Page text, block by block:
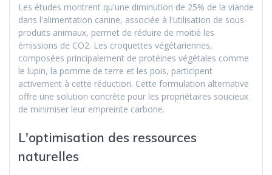
Les études montrent qu'une diminution de 25% de la viande
dans l'alimentation canine, associée à l'utilisation de sous-
produits animaux, permet de réduire de moitié les
émissions de CO2. Les croquettes végétariennes,
composées principalement de protéines végétales comme
le lupin, la pomme de terre et les pois, participent
activement à cette réduction. Cette formulation alternative
offre une solution concrète pour les propriétaires soucieux
de minimiser leur empreinte carbone.
L'optimisation des ressources
naturelles